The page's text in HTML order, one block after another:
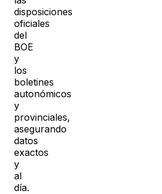
disposiciones
oficiales
del
BOE
y
los
boletines
autonómicos
y
provinciales,
asegurando
datos
exactos
y
al
día.